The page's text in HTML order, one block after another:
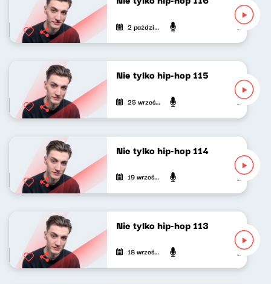
2 października 2022 Mateusz
Nie tylko hip-hop 115
25 września 2022 Mateusz
Nie tylko hip-hop 114
19 września 2022 Mateusz
Nie tylko hip-hop 113
18 września 2022 Mateusz